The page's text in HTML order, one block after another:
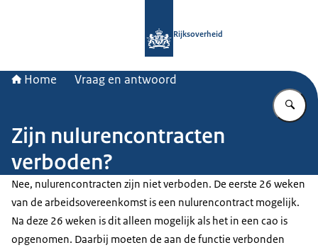
Rijksoverheid
Home Vraag en antwoord
Zijn nulurencontracten
verboden?
Nee, nulurencontracten zijn niet verboden. De eerste 26 weken
van de arbeidsovereenkomst is een nulurencontract mogelijk.
Na deze 26 weken is dit alleen mogelijk als het in een cao is
opgenomen. Daarbij moeten de aan de functie verbonden